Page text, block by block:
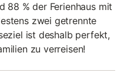
88 % der Ferienhaus mit
zwei getrennte
ist deshalb perfekt,
zu verreisen!